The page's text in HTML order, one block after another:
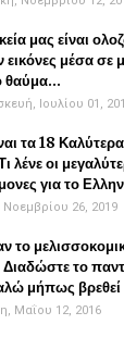
μας είναι
μέσα σε
θαύμα...
Ιουλίου 01,
τα 18
λένε οι
για το
Νοεμβρίου 26, 2019
το
Διαδώστε το
μήπως βρεθεί
Μαΐου 12, 2016